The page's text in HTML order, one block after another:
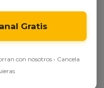
nec dolor id
dui a venenatis.
Curabitur eget
Gratis
con nosotros • Cancela